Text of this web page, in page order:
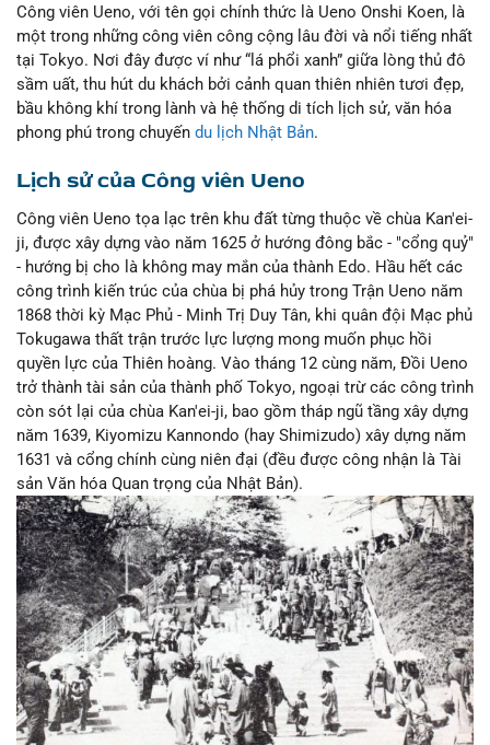
Công viên Ueno, với tên gọi chính thức là Ueno Onshi Koen, là
một trong những công viên công cộng lâu đời và nổi tiếng nhất
tại Tokyo. Nơi đây được ví như “lá phổi xanh” giữa lòng thủ đô
sầm uất, thu hút du khách bởi cảnh quan thiên nhiên tươi đẹp,
bầu không khí trong lành và hệ thống di tích lịch sử, văn hóa
phong phú trong chuyến du lịch Nhật Bản.
Lịch sử của Công viên Ueno
Công viên Ueno tọa lạc trên khu đất từng thuộc về chùa Kan'ei-
ji, được xây dựng vào năm 1625 ở hướng đông bắc - "cổng quỷ"
- hướng bị cho là không may mắn của thành Edo. Hầu hết các
công trình kiến trúc của chùa bị phá hủy trong Trận Ueno năm
1868 thời kỳ Mạc Phủ - Minh Trị Duy Tân, khi quân đội Mạc phủ
Tokugawa thất trận trước lực lượng mong muốn phục hồi
quyền lực của Thiên hoàng. Vào tháng 12 cùng năm, Đồi Ueno
trở thành tài sản của thành phố Tokyo, ngoại trừ các công trình
còn sót lại của chùa Kan'ei-ji, bao gồm tháp ngũ tầng xây dựng
năm 1639, Kiyomizu Kannondo (hay Shimizudo) xây dựng năm
1631 và cổng chính cùng niên đại (đều được công nhận là Tài
sản Văn hóa Quan trọng của Nhật Bản).